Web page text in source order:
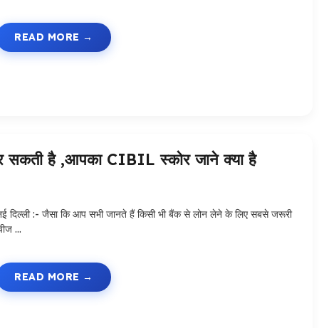
READ MORE
है ,आपका CIBIL स्कोर जाने क्या है
दिल्ली :- जैसा कि आप सभी जानते हैं किसी भी बैंक से लोन लेने के लिए सबसे जरूरी
…
READ MORE